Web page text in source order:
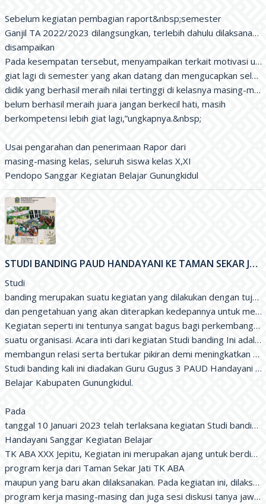
Sebelum kegiatan pembagian raport&nbsp;semester
Ganjil TA 2022/2023 dilangsungkan, terlebih dahulu
disampaikan
Pada kesempatan tersebut, menyampaikan terkait motivasi
giat lagi di semester yang akan datang dan mengucapkan
didik yang berhasil meraih nilai tertinggi di kelasnya masing-
belum berhasil meraih juara jangan berkecil hati, masih
berkompetensi lebih giat lagi,”ungkapnya.&nbsp;
Usai pengarahan dan penerimaan Rapor dari
masing-masing kelas, seluruh siswa kelas X,XI
Pendopo Sanggar Kegiatan Belajar Gunungkidul
STUDI BANDING PAUD HANDAYANI KE TAMAN SEKAR JATI TK ABA XXX JEPITU
Studi
banding merupakan suatu kegiatan yang dilakukan dengan
dan pengetahuan yang akan diterapkan kedepannya untuk
Kegiatan seperti ini tentunya sangat bagus bagi perkembangan
suatu organisasi. Acara inti dari kegiatan Studi banding Ini adalah
membangun relasi serta bertukar pikiran demi meningkatkan
Studi banding kali ini diadakan Guru Gugus 3 PAUD Handayani
Belajar Kabupaten Gunungkidul.
Pada
tanggal 10 Januari 2023 telah terlaksana kegiatan Studi banding
Handayani Sanggar Kegiatan Belajar
TK ABA XXX Jepitu, Kegiatan ini merupakan ajang untuk
program kerja dari Taman Sekar Jati TK ABA
maupun yang baru akan dilaksanakan. Pada kegiatan ini,
program kerja masing-masing dan juga sesi diskusi tanya jawab